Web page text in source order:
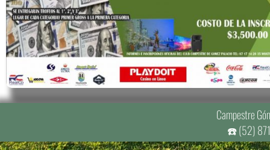
Campestre
☎️ (52)